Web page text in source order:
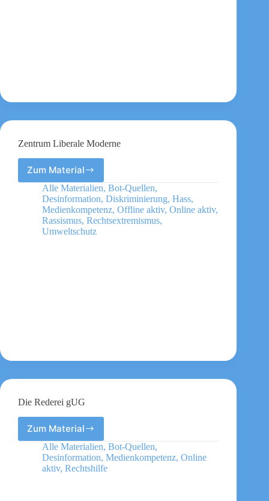
Zentrum Liberale Moderne
Zum Material
Zentrum
Liberale
Moderne
Alle Materialien, Bot-Quellen,
Desinformation, Diskriminierung, Hass,
Medienkompetenz, Offline aktiv, Online aktiv,
Rassismus, Rechtsextremismus,
Umweltschutz
Die Rederei gUG
Zum Material
Die
Rederei
gUG
Alle Materialien, Bot-Quellen,
Desinformation, Medienkompetenz, Online
aktiv, Rechtshilfe